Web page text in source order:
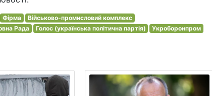
Фірма
Військово-промисловий комплекс
Рада Голос (українська політична партія)
Укроборонпром